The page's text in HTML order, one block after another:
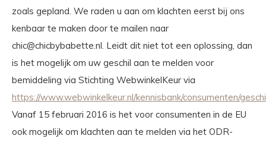
zoals gepland. We raden u aan om klachten eerst bij ons
kenbaar te maken door te mailen naar
chic@chicbybabette.nl. Leidt dit niet tot een oplossing, dan
is het mogelijk om uw geschil aan te melden voor
bemiddeling via Stichting WebwinkelKeur via
https://www.webwinkelkeur.nl/kennisbank/consumenten/
Vanaf 15 februari 2016 is het voor consumenten in de EU
ook mogelijk om klachten aan te melden via het ODR-